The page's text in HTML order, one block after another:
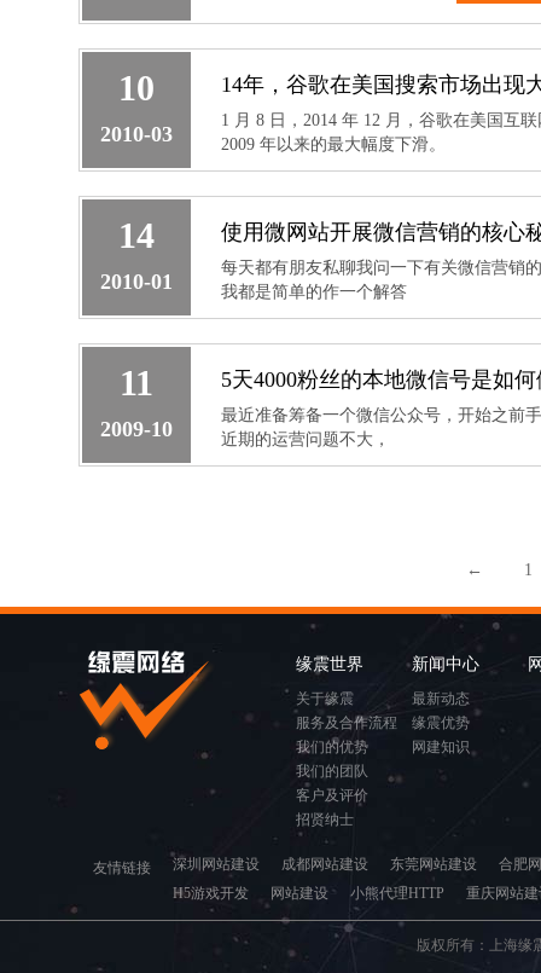
10
2010-03
14年，谷歌在美国搜索市场出现
1 月 8 日，2014 年 12 月，谷歌在美国互
2009 年以来的最大幅度下滑。
14
2010-01
使用微网站开展微信营销的核心
每天都有朋友私聊我问一下有关微信营销
我都是简单的作一个解答
11
2009-10
5天4000粉丝的本地微信号是如
最近准备筹备一个微信公众号，开始之前
近期的运营问题不大，
← 1
缘震世界
关于缘震
服务及合作流程
我们的优势
我们的团队
客户及评价
招贤纳士
新闻中心
最新动态
缘震优势
网建知识
友情链接 深圳网站建设 成都网站建设 东莞网站建设
合肥
H5游戏开发
网站建设 小熊代理HTTP 重庆网站
版权所有：上海